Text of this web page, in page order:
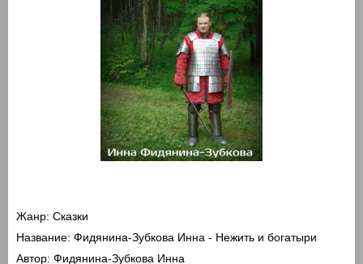
Жанр: Сказки
Название: Фидянина-Зубкова Инна - Нежить и богатыри
Автор: Фидянина-Зубкова Инна